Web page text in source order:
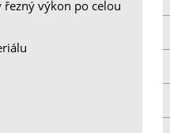
výkon po celou